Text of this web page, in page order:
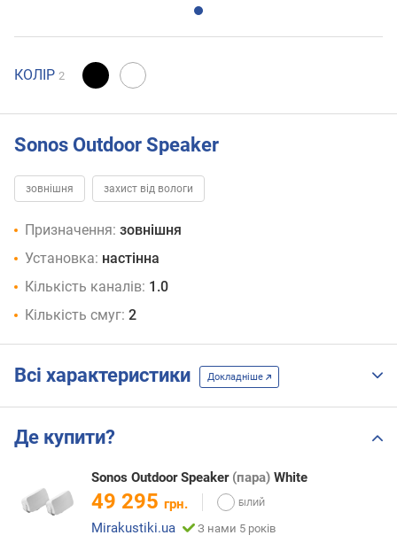
КОЛІР 2
Sonos Outdoor Speaker
зовнішня захист від вологи
Призначення: зовнішня
Установка: настінна
Кількість каналів: 1.0
Кількість смуг: 2
Всі характеристики Докладніше
Де купити?
Sonos Outdoor Speaker (пара) White
49 295 грн.
Mirakustiki.ua
З нами 5 років